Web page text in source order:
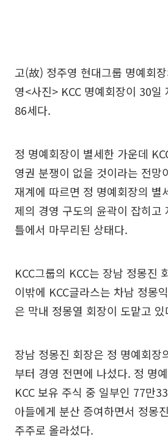
고(故) 정주영 현대그룹 명예회
영<사진> KCC 명예회장이 30일
86세다.
정 명예회장이 별세한 가운데
영권 분쟁이 없을 것이라는 전망
재계에 따르면 정 명예회장의 별
제의 경영 구도의 윤곽이 잡히고
틀에서 마무리된 상태다.
KCC그룹의 KCC는 장남 정몽진
이밖에 KCC글라스는 차남 정몽
은 막내 정몽열 회장이 도맡고 있
장남 정몽진 회장은 정 명예회장
부터 경영 전면에 나섰다. 정 명
KCC 보유 주식 중 일부인 77만
아들에게 분산 증여하면서 정몽
주주로 올라섰다.